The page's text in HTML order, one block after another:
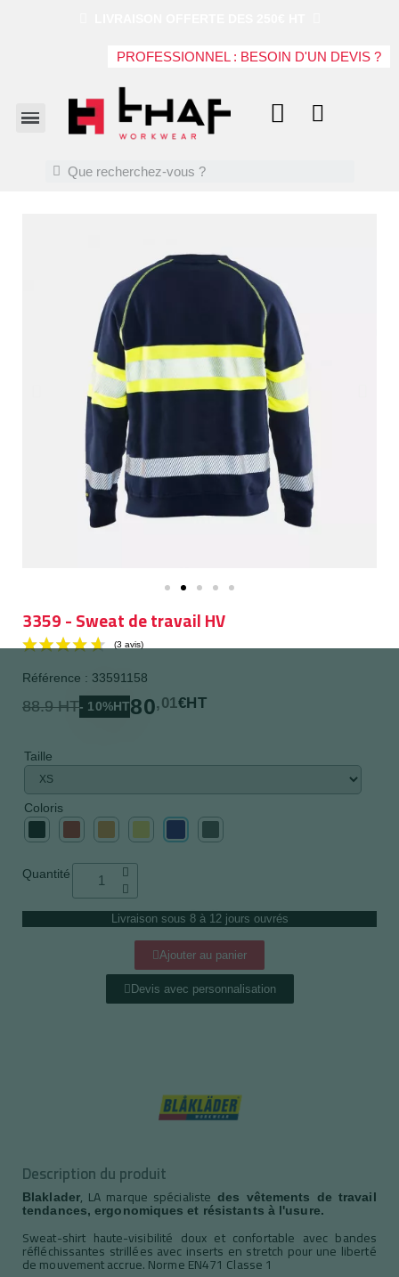
PROFESSIONNEL : BESOIN D'UN DEVIS ?
3359 - Sweat de travail HV
Référence : 33591158
88.9 HT- 10%HT80,01€HT
Taille
Coloris
Quantité
Livraison sous 8 à 12 jours ouvrés
Ajouter au panier
Devis avec personnalisation
Description du produit
Blaklader, LA marque spécialiste des vêtements de travail
tendances, ergonomiques et résistants à l'usure.
Sweat-shirt haute-visibilité doux et confortable avec bandes
réfléchissantes strillées avec inserts en stretch pour une liberté
de mouvement accrue. Norme EN471 Classe 1